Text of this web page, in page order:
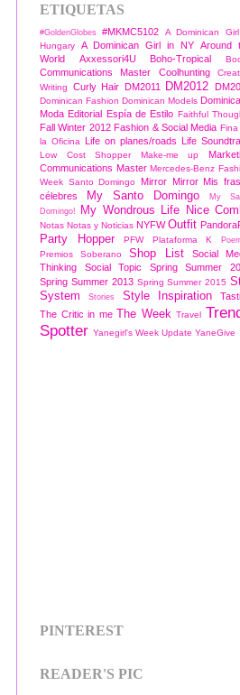
ETIQUETAS
#GoldenGlobes #MKMC5102
A Dominican
Hungary
A Dominican Girl in NY Around
World
Axxessori4U Boho-Tropical
Communications Master Coolhunting
Writing
Curly Hair DM2011 DM2012
Dominican Fashion Dominican Models
Moda Editorial Espía de Estilo Faithful
Fall Winter 2012 Fashion & Social Media Fina
la Oficina Life on planes/roads Life
Low Cost Shopper Make-me up
Communications Master Mercedes-Benz
Week Santo Domingo Mirror Mirror Mis
célebres
My Santo Domingo
My
Domingo!
My Wondrous Life Nice
Notas Notas y Noticias NYFW Outfit
Party Hopper PFW Plataforma K
Premios Soberano Shop List
Social
Thinking
Social Topic
Spring Summer
Spring Summer 2013 Spring Summer 2015
System
Stories Style Inspiration
The Critic in me The Week Travel
Spotter Yanegirl's Week Update YaneGive
PINTEREST
READER'S PIC